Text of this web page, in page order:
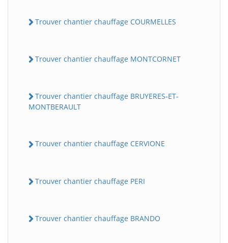
Trouver chantier chauffage COURMELLES
Trouver chantier chauffage MONTCORNET
Trouver chantier chauffage BRUYERES-ET-
MONTBERAULT
Trouver chantier chauffage CERVIONE
Trouver chantier chauffage PERI
Trouver chantier chauffage BRANDO